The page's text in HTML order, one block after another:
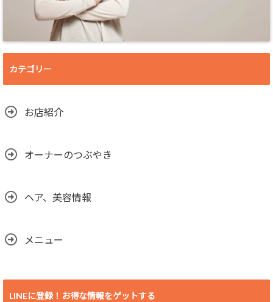
カテゴリー
お店紹介
オーナーのつぶやき
ヘア、美容情報
メニュー
LINEに登録！お得な情報をゲットする